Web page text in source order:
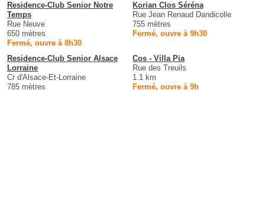
Residence-Club Senior Notre
Temps
Rue Neuve
650 mètres
Fermé, ouvre à 8h30
Korian Clos Séréna
Rue Jean Renaud Dandicolle
755 mètres
Fermé, ouvre à 9h30
Residence-Club Senior Alsace
Lorraine
Cr d'Alsace-Et-Lorraine
785 mètres
Cos - Villa Pia
Rue des Treuils
1.1 km
Fermé, ouvre à 9h